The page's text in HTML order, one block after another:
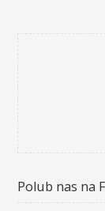
Polub nas na